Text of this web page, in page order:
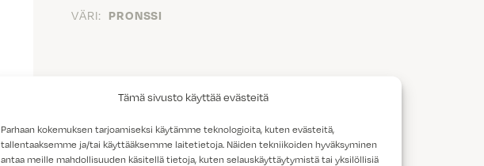
Tämä sivusto käyttää evästeitä
Parhaan kokemuksen tarjoamiseksi käytämme teknologioita, kuten evästeitä,
tallentaaksemme ja/tai käyttääksemme laitetietoja. Näiden tekniikoiden hyväksyminen
antaa meille mahdollisuuden käsitellä tietoja, kuten selauskäyttäytymistä tai yksilöllisiä
VÄRI: PRONSSI